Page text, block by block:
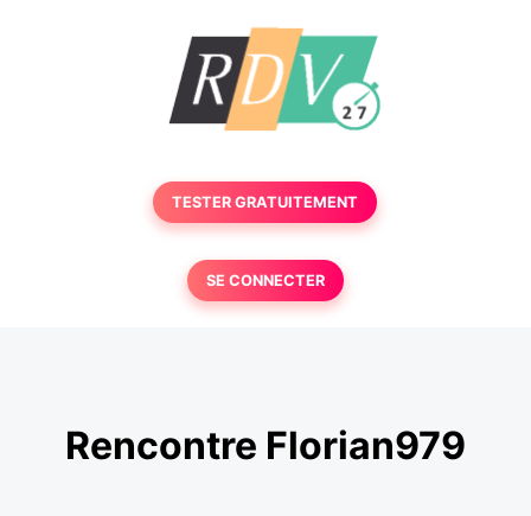
TESTER GRATUITEMENT
SE CONNECTER
Rencontre Florian979